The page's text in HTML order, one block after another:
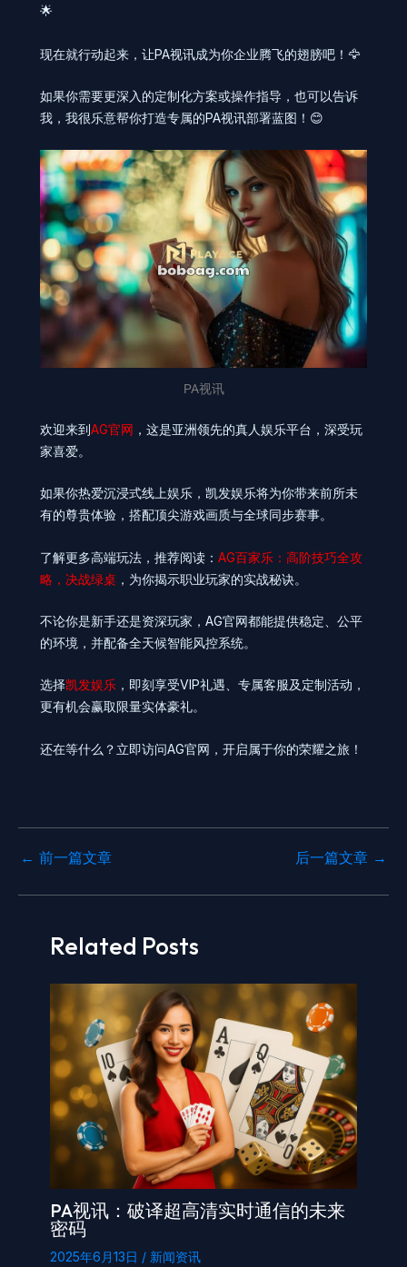
🌟
现在就行动起来，让PA视讯成为你企业腾飞的翅膀吧！🦅
如果你需要更深入的定制化方案或操作指导，也可以告诉
我，我很乐意帮你打造专属的PA视讯部署蓝图！😊
PA视讯
欢迎来到AG官网 ，这是亚洲领先的真人娱乐平台，深受玩
家喜爱。
如果你热爱沉浸式线上娱乐，凯发娱乐将为你带来前所未
有的尊贵体验，搭配顶尖游戏画质与全球同步赛事。
了解更多高端玩法，推荐阅读： AG百家乐：高阶技巧全攻
略，决战绿桌 ，为你揭示职业玩家的实战秘诀。
不论你是新手还是资深玩家，AG官网都能提供稳定、公平
的环境，并配备全天候智能风控系统。
选择凯发娱乐 ，即刻享受VIP礼遇、专属客服及定制活动，
更有机会赢取限量实体豪礼。
还在等什么？立即访问AG官网，开启属于你的荣耀之旅！
← 前一篇文章 后一篇文章 →
Related Posts
PA视讯：破译超高清实时通信的未来
密码
2025年6月13日 / 新闻资讯